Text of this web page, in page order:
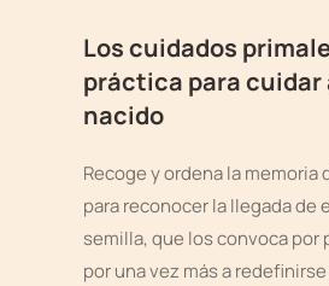
Los cuidados
práctica para cuidar
nacido
Recoge y ordena la memoria
para reconocer la llegada de
semilla, que los convoca por
por una vez más a